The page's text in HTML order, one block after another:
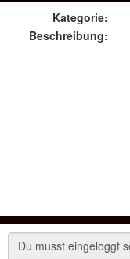
Kategorie:
Beschreibung: